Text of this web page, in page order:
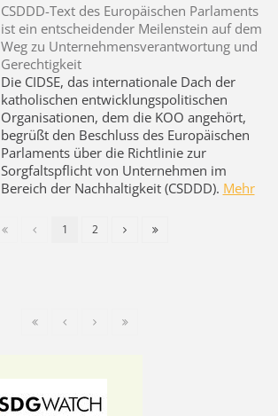
CSDDD-Text des Europäischen Parlaments
ist ein entscheidender Meilenstein auf dem
Weg zu Unternehmensverantwortung und
Gerechtigkeit
Die CIDSE, das internationale Dach der
katholischen entwicklungspolitischen
Organisationen, dem die KOO angehört,
begrüßt den Beschluss des Europäischen
Parlaments über die Richtlinie zur
Sorgfaltspflicht von Unternehmen im
Bereich der Nachhaltigkeit (CSDDD). Mehr
1 2